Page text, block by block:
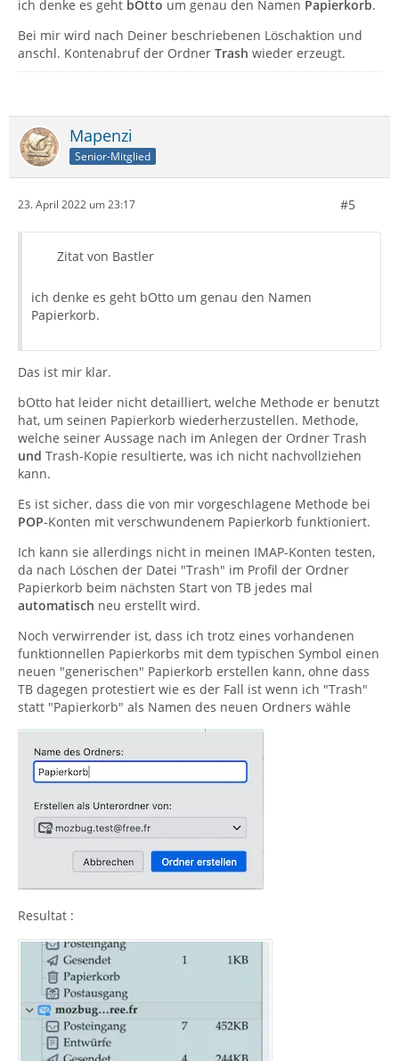
ich denke es geht bOtto um genau den Namen Papierkorb.
Bei mir wird nach Deiner beschriebenen Löschaktion und
anschl. Kontenabruf der Ordner Trash wieder erzeugt.
Mapenzi
Senior-Mitglied
23. April 2022 um 23:17 #5
Zitat von Bastler
ich denke es geht bOtto um genau den Namen
Papierkorb.
Das ist mir klar.
bOtto hat leider nicht detailliert, welche Methode er benutzt
hat, um seinen Papierkorb wiederherzustellen. Methode,
welche seiner Aussage nach im Anlegen der Ordner Trash
und Trash-Kopie resultierte, was ich nicht nachvollziehen
kann.
Es ist sicher, dass die von mir vorgeschlagene Methode bei
POP-Konten mit verschwundenem Papierkorb funktioniert.
Ich kann sie allerdings nicht in meinen IMAP-Konten testen,
da nach Löschen der Datei "Trash" im Profil der Ordner
Papierkorb beim nächsten Start von TB jedes mal
automatisch neu erstellt wird.
Noch verwirrender ist, dass ich trotz eines vorhandenen
funktionnellen Papierkorbs mit dem typischen Symbol einen
neuen "generischen" Papierkorb erstellen kann, ohne dass
TB dagegen protestiert wie es der Fall ist wenn ich "Trash"
statt "Papierkorb" als Namen des neuen Ordners wähle
Resultat :